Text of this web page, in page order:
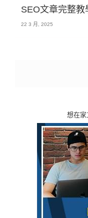
SEO文章完整教
22 3 月, 2025
想在